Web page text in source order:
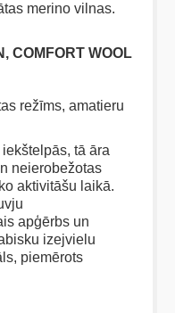
merino vilnas.
COMFORT WOOL
režīms, amatieru
tā āra
neierobežotas
aktivitāšu laikā.
apģērbs un
izejvielu
piemērots